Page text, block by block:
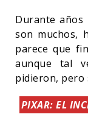
Durante años
son muchos,
parece que
aunque tal
pidieron, pero
PIXAR: EL